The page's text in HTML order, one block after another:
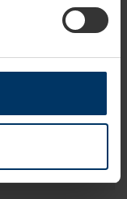
1-2 hverdage